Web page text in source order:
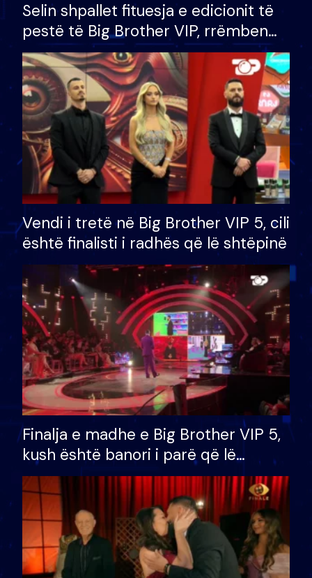
Selin shpallet fituesja e edicionit të
pestë të Big Brother VIP, rrëmben
çmimin e madh prej 100 mijë eurosh
Vendi i tretë në Big Brother VIP 5, cili
është finalisti i radhës që lë shtëpinë
Finalja e madhe e Big Brother VIP 5,
kush është banori i parë që lë
shtëpinë dhe humb mundësinë për
të fituar çmimin e madh